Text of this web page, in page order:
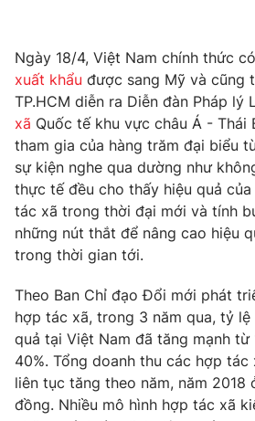
Thế giới đó đây
Câu chuyện quốc tế
Tài chính
Thị trường
Góc doanh nghiệp
Dữ liệu và đời sống
Truyền hình
Phim VTV
Hậu trường
Nhân vật
Khán giả
Giải sao mai
Giải trí
Điện ảnh
Âm nhạc
Sao
Đời sống
Du lịch
Làm đẹp
Chất lượng cuộc sống
Giáo dục
Tuyển sinh
Học trực tuyến
Công nghệ
Hitech Công nghệ tương lai
Giao lưu trực tuyến
Ngày 18/4, Việt Nam chính thức có
xuất khẩu được sang Mỹ và cũng
TP.HCM diễn ra Diễn đàn Pháp lý
xã Quốc tế khu vực châu Á - Thái
tham gia của hàng trăm đại biểu
sự kiện nghe qua dường như
thực tế đều cho thấy hiệu quả
tác xã trong thời đại mới và tính
những nút thắt để nâng cao hiệu
trong thời gian tới.
Theo Ban Chỉ đạo Đổi mới phát
hợp tác xã, trong 3 năm qua, tỷ
quả tại Việt Nam đã tăng mạnh từ
40%. Tổng doanh thu các hợp tác
liên tục tăng theo năm, năm 2018
đồng. Nhiều mô hình hợp tác xã